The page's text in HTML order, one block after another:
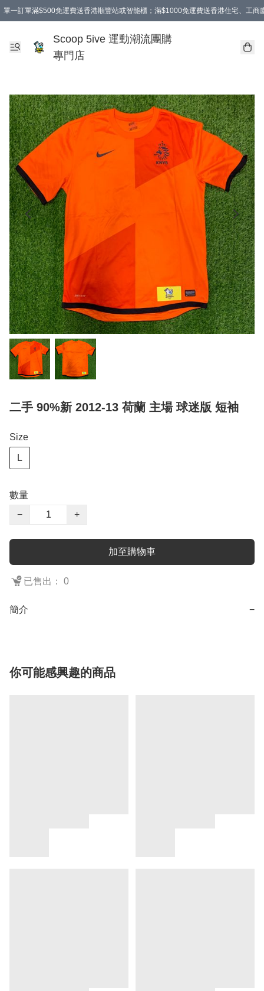
單一訂單滿$500免運費送香港順豐站或智能櫃；滿$1000免運費送香港住宅、工商
Scoop 5ive 運動潮流團購
專門店
二手 90%新 2012-13 荷蘭 主場 球迷版 短袖
Size
L
數量
−
+
加至購物車
已售出： 0
簡介 −
你可能感興趣的商品